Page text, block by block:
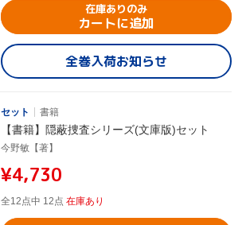
在庫ありのみ
カートに追加
全巻入荷お知らせ
セット 書籍
【書籍】隠蔽捜査シリーズ(文庫版)セット
今野敏【著】
¥4,730
全12点中 12点 在庫あり